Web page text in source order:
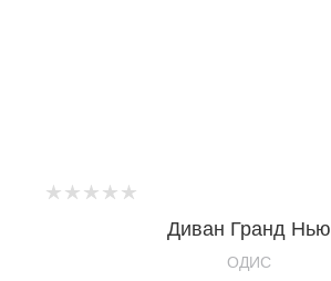
Диван Гранд Нью
OДИС